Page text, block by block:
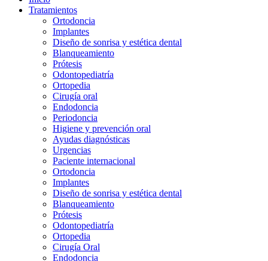
Tratamientos
Ortodoncia
Implantes
Diseño de sonrisa y estética dental
Blanqueamiento
Prótesis
Odontopediatría
Ortopedia
Cirugía oral
Endodoncia
Periodoncia
Higiene y prevención oral
Ayudas diagnósticas
Urgencias
Paciente internacional
Ortodoncia
Implantes
Diseño de sonrisa y estética dental
Blanqueamiento
Prótesis
Odontopediatría
Ortopedia
Cirugía Oral
Endodoncia